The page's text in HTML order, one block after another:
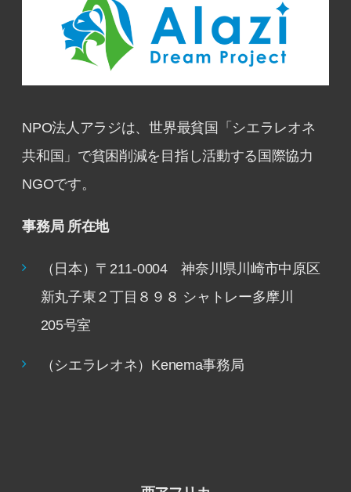
NPO法人アラジは、世界最貧国「シエラレオネ
共和国」で貧困削減を目指し活動する国際協力
NGOです。
事務局 所在地
（日本）〒211-0004 神奈川県川崎市中原区
新丸子東２丁目８９８ シャトレー多摩川
205号室
（シエラレオネ）Kenema事務局